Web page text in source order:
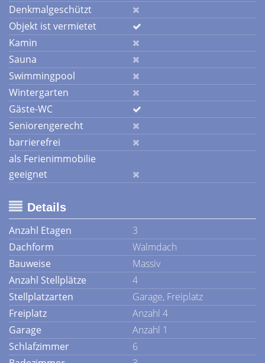
Denkmalgeschützt
Objekt ist vermietet
Kamin
Sauna
Swimmingpool
Wintergarten
Gäste-WC
Seniorengerecht
barrierefrei
als Ferienimmobilie
geeignet
Details
Anzahl Etagen
3
Dachform
Walmdach
Bauweise
Massiv
Anzahl Stellplätze
4
Stellplatzarten
Garage, Freiplatz
Freiplatz
Anzahl 4
Garage
Anzahl 1
Schlafzimmer
6